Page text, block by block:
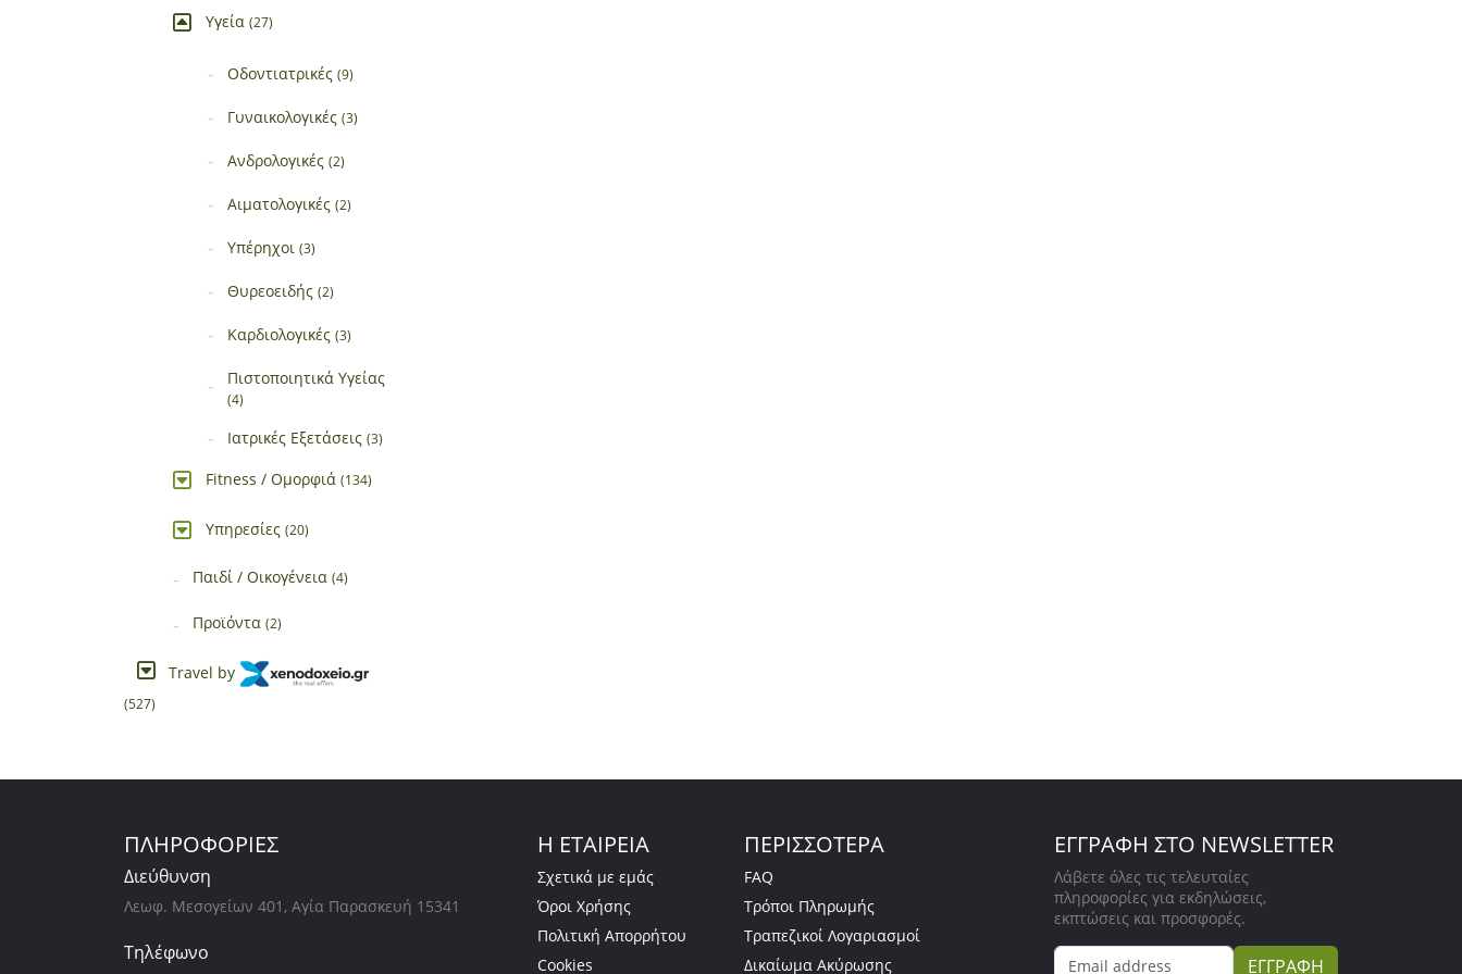
Υγεία (27)
Οδοντιατρικές (9)
Γυναικολογικές (3)
Ανδρολογικές (2)
Αιματολογικές (2)
Υπέρηχοι (3)
Θυρεοειδής (2)
Καρδιολογικές (3)
Πιστοποιητικά Υγείας
(4)
Ιατρικές Εξετάσεις (3)
Fitness / Ομορφιά (134)
Υπηρεσίες (20)
Παιδί / Οικογένεια (4)
Προϊόντα (2)
Travel by
(527)
ΠΛΗΡΟΦΟΡΙΕΣ
Διεύθυνση
Λεωφ. Μεσογείων 401, Αγία Παρασκευή 15341
Τηλέφωνο
Η ΕΤΑΙΡΕΙΑ
Σχετικά με εμάς
Όροι Χρήσης
Πολιτική Απορρήτου
Cookies
ΠΕΡΙΣΣΟΤΕΡΑ
FAQ
Τρόποι Πληρωμής
Τραπεζικοί Λογαριασμοί
Δικαίωμα Ακύρωσης
ΕΓΓΡΑΦΗ ΣΤΟ NEWSLETTER
Λάβετε όλες τις τελευταίες
πληροφορίες για εκδηλώσεις,
εκπτώσεις και προσφορές.
ΕΓΓΡΑΦΗ